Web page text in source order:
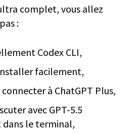
complet, vous allez
:
Codex CLI,
facilement,
à ChatGPT Plus,
avec GPT-5.5
le terminal,